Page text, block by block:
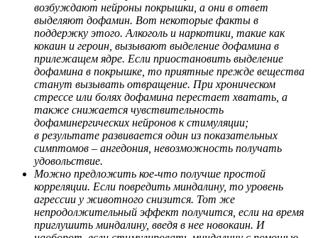
возбуждают нейроны покрышки, а они в ответ
выделяют дофамин. Вот некоторые факты в
поддержку этого. Алкоголь и наркотики, такие как
кокаин и героин, вызывают выделение дофамина в
прилежащем ядре. Если приостановить выделение
дофамина в покрышке, то приятные прежде вещества
станут вызывать отвращение. При хроническом
стрессе или болях дофамина перестает хватать, а
также снижается чувствительность
дофаминергических нейронов к стимуляции;
в результате развивается один из показательных
симптомов – ангедония, невозможность получать
удовольствие.
Можно предложить кое-что получше простой
корреляции. Если повредить миндалину, то уровень
агрессии у животного снизится. Тот же
непродолжительный эффект получится, если на время
приглушить миндалину, введя в нее новокаин. И